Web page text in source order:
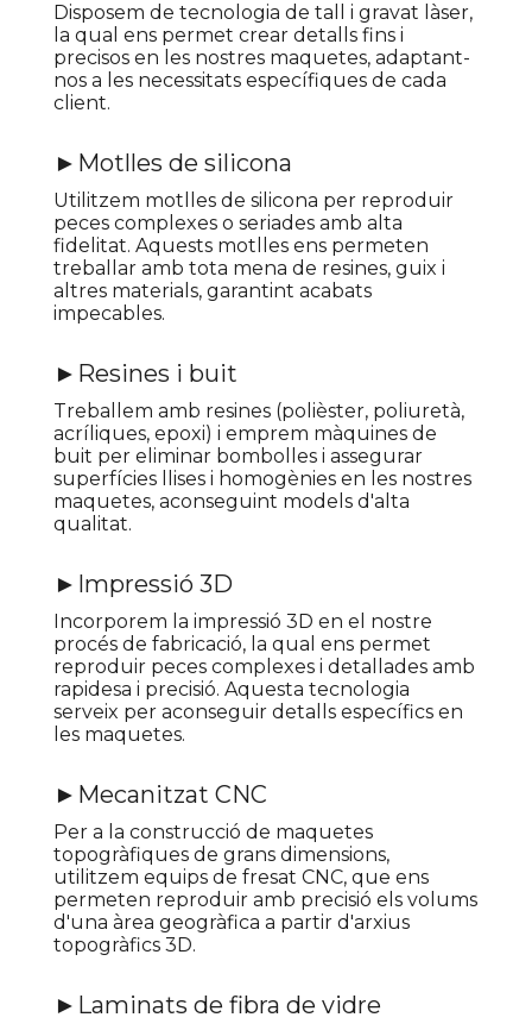
Disposem de tecnologia de tall i gravat làser,
la qual ens permet crear detalls fins i
precisos en les nostres maquetes, adaptant-
nos a les necessitats específiques de cada
client.
►Motlles de silicona
Utilitzem motlles de silicona per reproduir
peces complexes o seriades amb alta
fidelitat. Aquests motlles ens permeten
treballar amb tota mena de resines, guix i
altres materials, garantint acabats
impecables.
►Resines i buit
Treballem amb resines (polièster, poliuretà,
acríliques, epoxi) i emprem màquines de
buit per eliminar bombolles i assegurar
superfícies llises i homogènies en les nostres
maquetes, aconseguint models d'alta
qualitat.
►Impressió 3D
Incorporem la impressió 3D en el nostre
procés de fabricació, la qual ens permet
reproduir peces complexes i detallades amb
rapidesa i precisió. Aquesta tecnologia
serveix per aconseguir detalls específics en
les maquetes.
►Mecanitzat CNC
Per a la construcció de maquetes
topogràfiques de grans dimensions,
utilitzem equips de fresat CNC, que ens
permeten reproduir amb precisió els volums
d'una àrea geogràfica a partir d'arxius
topogràfics 3D.
►Laminats de fibra de vidre